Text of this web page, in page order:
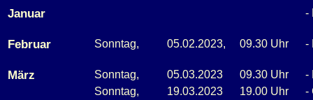
Januar -
Februar Sonntag, 05.02.2023, 09.30 Uhr -
März Sonntag, 05.03.2023 09.30 Uhr -
Sonntag,
19.03.2023 19.00 Uhr -